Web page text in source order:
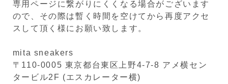
専用ページに繋がりにくくなる場合がございます
ので、その際は暫く時間を空けてから再度アクセ
スして頂く様にお願い致します。
mita sneakers
〒110-0005 東京都台東区上野4-7-8 アメ横セン
タービル2F (エスカレーター横)